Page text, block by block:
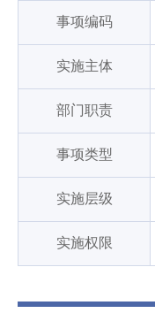
事项编码
实施主体
部门职责
事项类型
实施层级
实施权限